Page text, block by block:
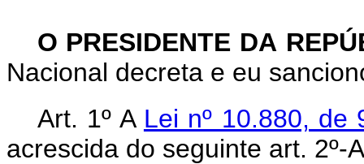
O PRESIDENTE DA
Nacional decreta e eu
Art. 1º A Lei nº 10.880, de
acrescida do seguinte art. 2º-